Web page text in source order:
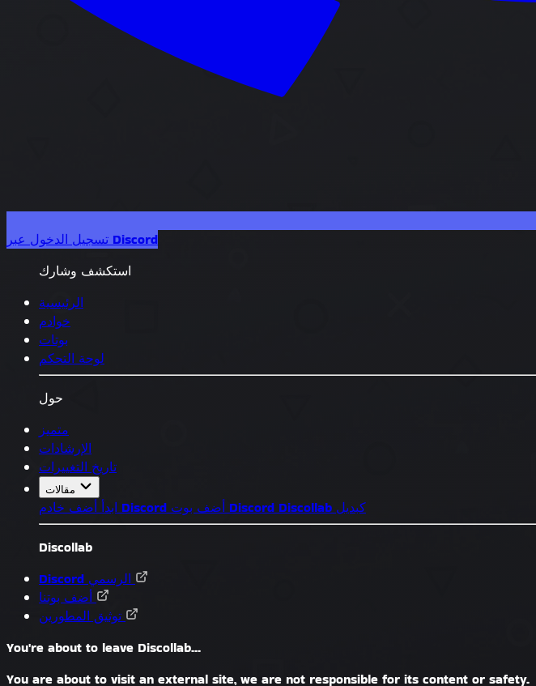
تسجيل الدخول عبر Discord
استكشف وشارك
الرئيسية
خوادم
بوتات
لوحة التحكم
حول
متميز
الإرشادات
تاريخ التغييرات
ابدأ أضف خادم Discord أضف بوت Discord Discollab كبديل
Discollab
You're about to leave Discollab...
You are about to visit an external site, we are not responsible for its content or safety.